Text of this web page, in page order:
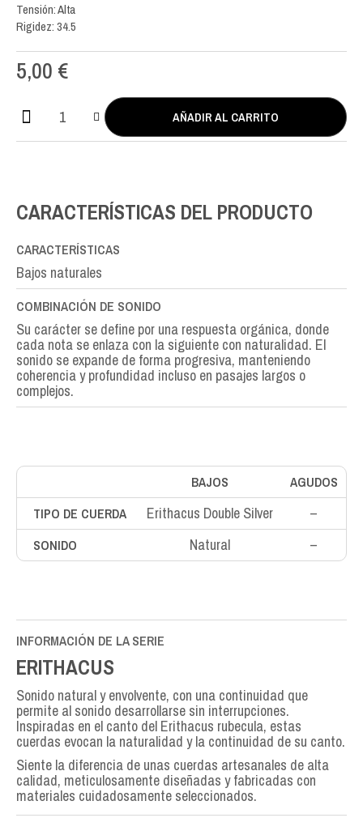
Tensión: Alta
Rigidez: 34.5
5,00 €
Erithacus
Double
cantidad
AÑADIR AL CARRITO
CARACTERÍSTICAS DEL PRODUCTO
CARACTERÍSTICAS
Bajos naturales
COMBINACIÓN DE SONIDO
Su carácter se define por una respuesta orgánica, donde
cada nota se enlaza con la siguiente con naturalidad. El
sonido se expande de forma progresiva, manteniendo
coherencia y profundidad incluso en pasajes largos o
complejos.
BAJOS
AGUDOS
TIPO DE CUERDA
Erithacus Double Silver –
SONIDO Natural –
INFORMACIÓN DE LA SERIE
ERITHACUS
Sonido natural y envolvente, con una continuidad que
permite al sonido desarrollarse sin interrupciones.
Inspiradas en el canto del Erithacus rubecula, estas
cuerdas evocan la naturalidad y la continuidad de su canto.
Siente la diferencia de unas cuerdas artesanales de alta
calidad, meticulosamente diseñadas y fabricadas con
materiales cuidadosamente seleccionados.